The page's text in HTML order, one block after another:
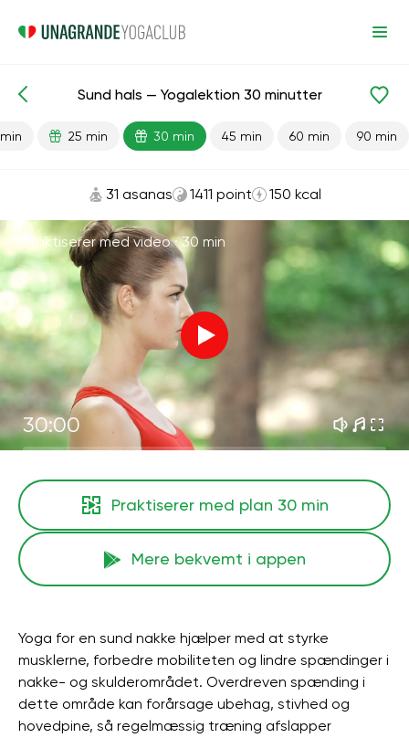
Færdiglavede lektioner Hoved Hals
Sund hals — Yogalektion 30 minutter
25 min 30 min 45 min 60 min 90 min
31 asanas 1411 point 150 kcal
Praktiserer med video ·30 min
30:00
Praktiserer med plan 30 min
Mere bekvemt i appen
Yoga for en sund nakke hjælper med at styrke
musklerne, forbedre mobiliteten og lindre spændinger i
nakke- og skulderområdet. Overdreven spænding i
dette område kan forårsage ubehag, stivhed og
hovedpine, så regelmæssig træning afslapper